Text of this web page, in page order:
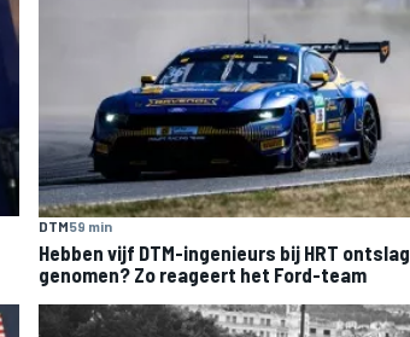
DTM59 min
Hebben vijf DTM-ingenieurs bij HRT ontslag
genomen? Zo reageert het Ford-team